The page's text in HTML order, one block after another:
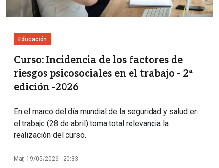
Educación
Curso: Incidencia de los factores de
riesgos psicosociales en el trabajo - 2ª
edición -2026
En el marco del día mundial de la seguridad y salud en
el trabajo (28 de abril) toma total relevancia la
realización del curso.
Mar, 19/05/2026 - 20:33